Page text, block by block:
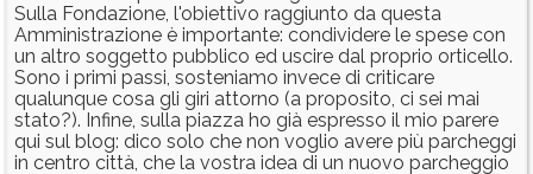
Sulla Fondazione, l'obiettivo raggiunto da questa
Amministrazione è importante: condividere le spese con
un altro soggetto pubblico ed uscire dal proprio orticello.
Sono i primi passi, sosteniamo invece di criticare
qualunque cosa gli giri attorno (a proposito, ci sei mai
stato?). Infine, sulla piazza ho già espresso il mio parere
qui sul blog: dico solo che non voglio avere più parcheggi
in centro città, che la vostra idea di un nuovo parcheggio